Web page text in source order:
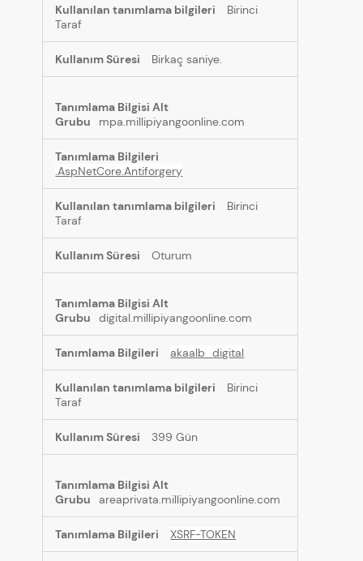
Birinci
Taraf
Birkaç saniye.
mpa.millipiyangoonline.com
.AspNetCore.Antiforgery
Birinci
Taraf
Oturum
digital.millipiyangoonline.com
akaalb_digital
Birinci
Taraf
399 Gün
areaprivata.millipiyangoonline.com
XSRF-TOKEN